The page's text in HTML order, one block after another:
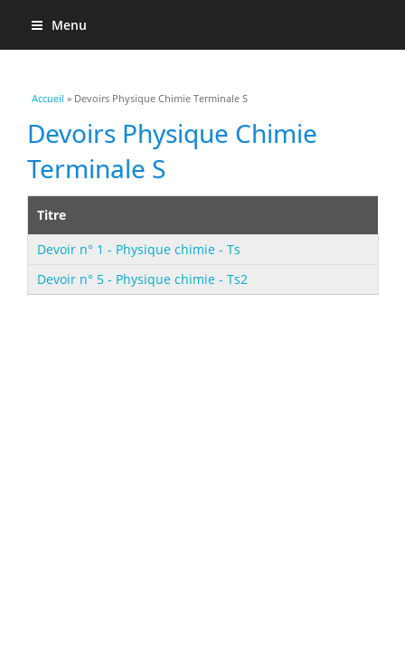
Menu
Vous êtes ici
Accueil » Devoirs Physique Chimie Terminale S
Devoirs Physique Chimie
Terminale S
Titre
Devoir n° 1 - Physique chimie - Ts
Devoir n° 5 - Physique chimie - Ts2